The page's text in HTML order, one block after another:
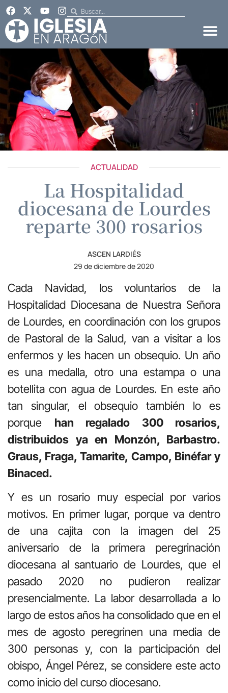
ACTUALIDAD
La Hospitalidad
diocesana de Lourdes
reparte 300 rosarios
ASCEN LARDIÉS
29 de diciembre de 2020
Cada Navidad, los voluntarios de la
Hospitalidad Diocesana de Nuestra Señora
de Lourdes, en coordinación con los grupos
de Pastoral de la Salud, van a visitar a los
enfermos y les hacen un obsequio. Un año
es una medalla, otro una estampa o una
botellita con agua de Lourdes. En este año
tan singular, el obsequio también lo es
porque han regalado 300 rosarios,
distribuidos ya en Monzón, Barbastro.
Graus, Fraga, Tamarite, Campo, Binéfar y
Binaced.
Y es un rosario muy especial por varios
motivos. En primer lugar, porque va dentro
de una cajita con la imagen del 25
aniversario de la primera peregrinación
diocesana al santuario de Lourdes, que el
pasado 2020 no pudieron realizar
presencialmente. La labor desarrollada a lo
largo de estos años ha consolidado que en el
mes de agosto peregrinen una media de
300 personas y, con la participación del
obispo, Ángel Pérez, se considere este acto
como inicio del curso diocesano.